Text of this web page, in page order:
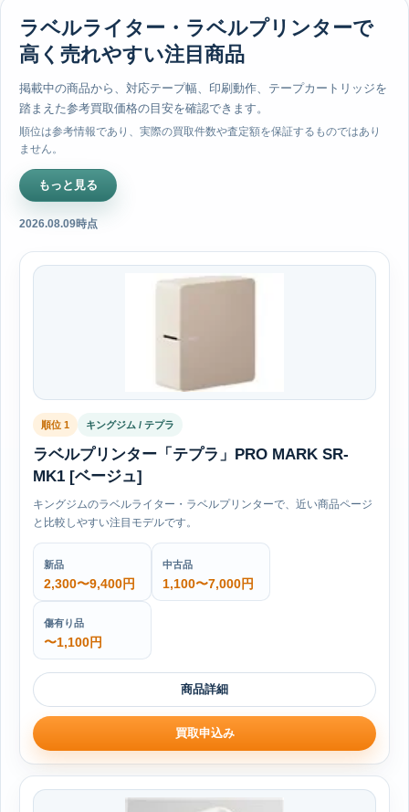
ラベルライター・ラベルプリンターで
高く売れやすい注目商品
掲載中の商品から、対応テープ幅、印刷動作、テープカートリッジを
踏まえた参考買取価格の目安を確認できます。
順位は参考情報であり、実際の買取件数や査定額を保証するものではあり
ません。
もっと見る
2026.08.09時点
順位 1 キングジム / テプラ
ラベルプリンター「テプラ」PRO MARK SR-
MK1 [ベージュ]
キングジムのラベルライター・ラベルプリンターで、近い商品ページ
と比較しやすい注目モデルです。
新品
2,300〜9,400円
中古品
1,100〜7,000円
傷有り品
〜1,100円
商品詳細
買取申込み